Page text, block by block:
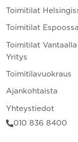
Toimitilat
Toimitilat Espoossa
Toimitilat Vantaalla
Yritys
Toimitilavuokraus
Ajankohtaista
Yhteystiedot
010 836 8400